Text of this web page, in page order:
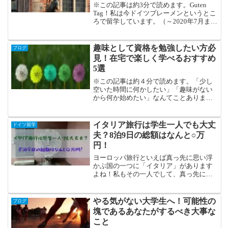
※この記事は約3分で読めます。Guten
Tag！私は今ドイツブレーメンというとこ
ろで留学しています。（～2020年7月ま
だ！と意気込んでいたところ、思わぬハ
プニングが起...
ブログ
趣味として資格を勉強したい方必
見！在宅で楽しく学べるおすすめ
5選
※この記事は約４分で読めます。「少し
空いた時間に何かしたい」「趣味がない
から何か始めたい」なんてことありませ
できるものもあるので、初めやすいで
す。また、勉強の成果が合格...
ドイツ留学
イタリア旅行は学生一人でも大丈
夫？8泊9日の総額はなんと○万
円！
ヨーロッパ旅行といえば真っ先に思い浮
かぶ国の一つに「イタリア」があります
よね！私もその一人でして、真っ先に旅
れる友人がほとんど居なかったので一人
で旅行するハメに…。結論から言うと、
コスパも満足度も非常に高い旅行でし
た！
ブログ
やる気がない大学生へ！可能性の
塊であるあなたがするべき大事な
こと